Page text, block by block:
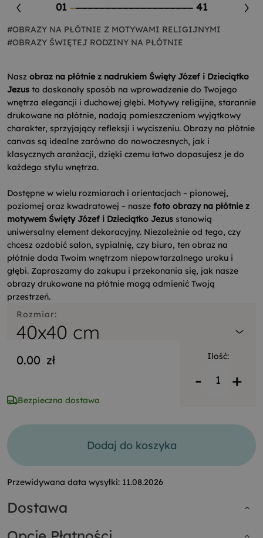
01 41
#OBRAZY NA PŁÓTNIE Z MOTYWAMI RELIGIJNYMI
#OBRAZY ŚWIĘTEJ RODZINY NA PŁÓTNIE
Nasz obraz na płótnie z nadrukiem Święty Józef i Dzieciątko
Jezus to doskonały sposób na wprowadzenie do Twojego
wnętrza elegancji i duchowej głębi. Motywy religijne, starannie
drukowane na płótnie, nadają pomieszczeniom wyjątkowy
charakter, sprzyjający refleksji i wyciszeniu. Obrazy na płótnie
canvas są idealne zarówno do nowoczesnych, jak i
klasycznych aranżacji, dzięki czemu łatwo dopasujesz je do
każdego stylu wnętrza.
Dostępne w wielu rozmiarach i orientacjach – pionowej,
poziomej oraz kwadratowej – nasze foto obrazy na płótnie z
motywem Święty Józef i Dzieciątko Jezus stanowią
uniwersalny element dekoracyjny. Niezależnie od tego, czy
chcesz ozdobić salon, sypialnię, czy biuro, ten obraz na
płótnie doda Twoim wnętrzom niepowtarzalnego uroku i
głębi. Zapraszamy do zakupu i przekonania się, jak nasze
obrazy drukowane na płótnie mogą odmienić Twoją
przestrzeń.
Rozmiar:
40x40 cm
0.00 zł
Bezpieczna dostawa
Ilość:
- +
Dodaj do koszyka
Przewidywana data wysyłki: 11.08.2026
Dostawa